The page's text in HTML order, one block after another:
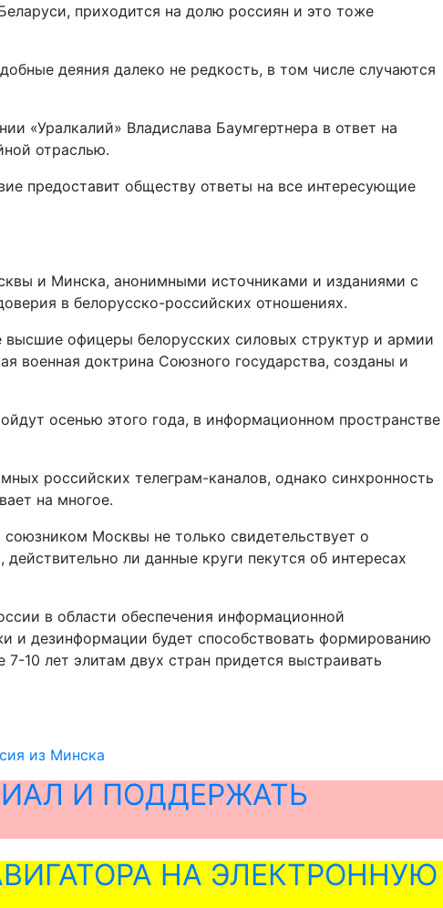
приходится на долю россиян и это тоже
деяния далеко не редкость, в том числе случаются
«Уралкалий» Владислава Баумгертнера в ответ на
отраслью.
предоставит обществу ответы на все интересующие
и Минска, анонимными источниками и изданиями с
в белорусско-российских отношениях.
высшие офицеры белорусских силовых структур и армии
военная доктрина Союзного государства, созданы и
осенью этого года, в информационном пространстве
российских телеграм-каналов, однако синхронность
на многое.
Москвы не только свидетельствует о
ли данные круги пекутся об интересах
в области обеспечения информационной
и дезинформации будет способствовать формированию
10 лет элитам двух стран придется выстраивать
из Минска
И ПОДДЕРЖАТЬ
НА ЭЛЕКТРОННУЮ